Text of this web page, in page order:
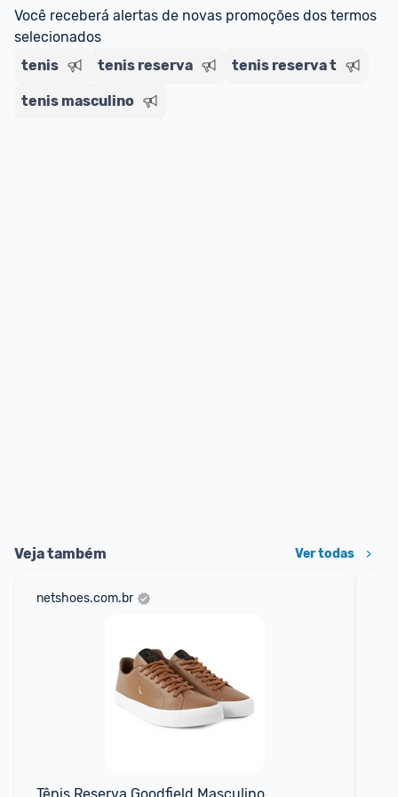
Entrega Expressa: A partir de 2 dias úteis.*
*Confira aqui
Você receberá alertas de novas promoções dos termos
selecionados
tenis
tenis reserva tenis reserva t
tenis masculino
Veja também Ver todas
netshoes.com.br